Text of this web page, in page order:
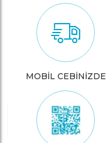
MOBİL CEBİNİZDE